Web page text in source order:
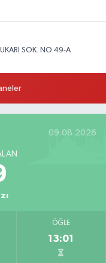
SOK. NO:49-A
09.08.2026
ÖĞLE
13:01